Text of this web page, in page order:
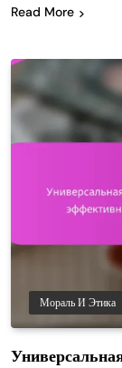
Read More
Мораль И Этика